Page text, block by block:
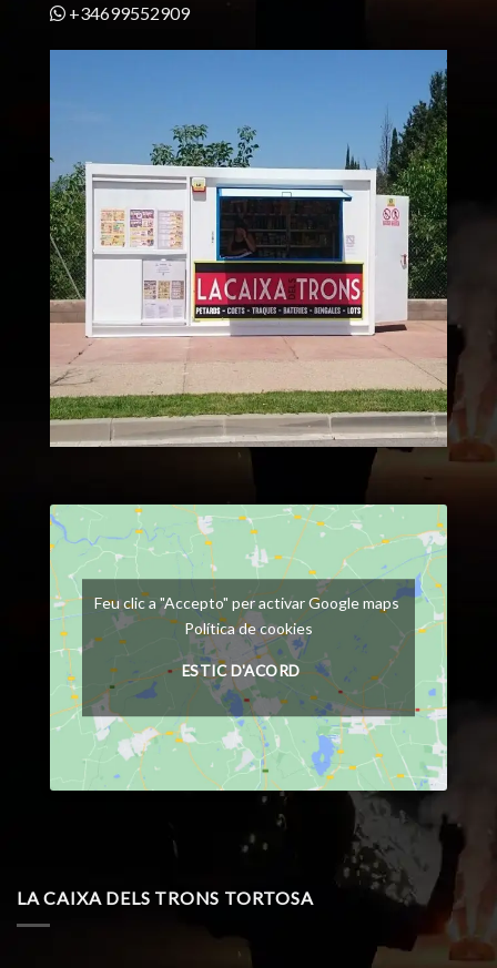
+34699552909
Feu clic a "Accepto" per activar Google maps
Política de cookies
ESTIC D'ACORD
LA CAIXA DELS TRONS TORTOSA